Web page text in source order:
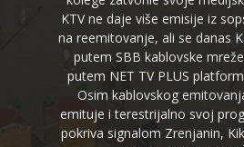
KTV ne daje više emisije iz
na reemitovanje, ali se danas
putem SBB kablovske
putem NET TV PLUS
Osim kablovskog
emituje i terestrijalno svoj
pokriva signalom Zrenjanin,